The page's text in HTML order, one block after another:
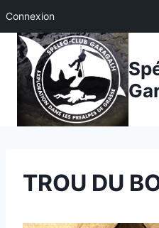
Connexion
Aller
contenu
TROU DU